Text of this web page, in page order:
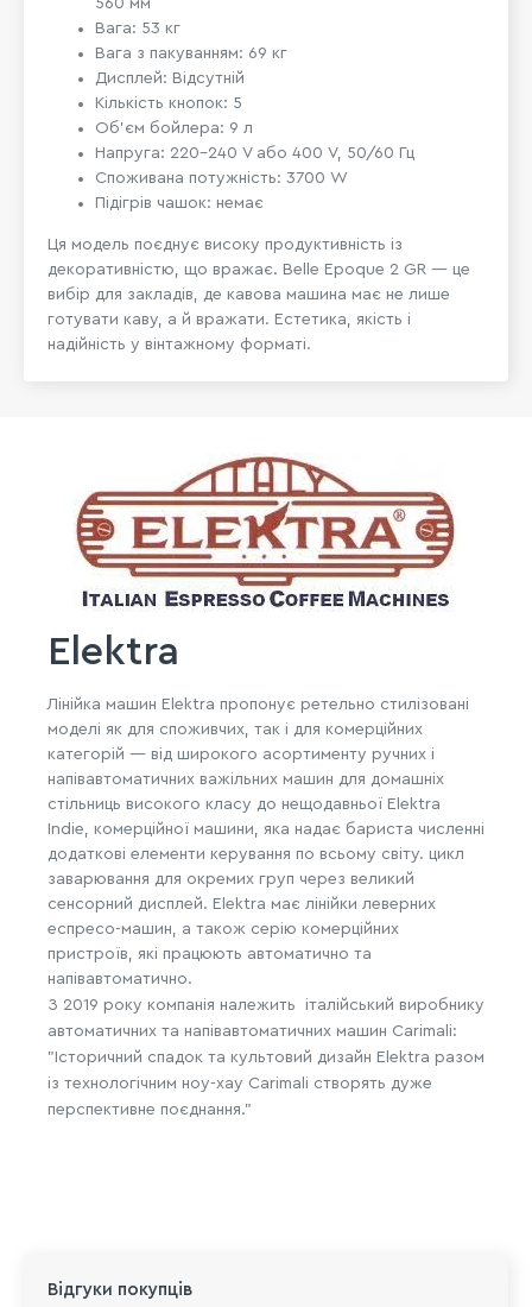
560 мм
Вага: 53 кг
Вага з пакуванням: 69 кг
Дисплей: Відсутній
Кількість кнопок: 5
Об’єм бойлера: 9 л
Напруга: 220–240 V або 400 V, 50/60 Гц
Споживана потужність: 3700 W
Підігрів чашок: немає
Ця модель поєднує високу продуктивність із
декоративністю, що вражає. Belle Epoque 2 GR — це
вибір для закладів, де кавова машина має не лише
готувати каву, а й вражати. Естетика, якість і
надійність у вінтажному форматі.
Elektra
Лінійка машин Elektra пропонує ретельно стилізовані
моделі як для споживчих, так і для комерційних
категорій — від широкого асортименту ручних і
напівавтоматичних важільних машин для домашніх
стільниць високого класу до нещодавньої Elektra
Indie, комерційної машини, яка надає бариста численні
додаткові елементи керування по всьому світу. цикл
заварювання для окремих груп через великий
сенсорний дисплей. Elektra має лінійки леверних
еспресо-машин, а також серію комерційних
пристроїв, які працюють автоматично та
напівавтоматично.
З 2019 року компанія належить італійський виробнику
автоматичних та напівавтоматичних машин Carimali:
"Історичний спадок та культовий дизайн Elektra разом
із технологічним ноу-хау Carimali створять дуже
перспективне поєднання."
Відгуки покупців